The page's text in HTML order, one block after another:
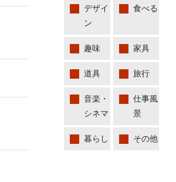
デザイ
ン
食べる
趣味 家具
道具 旅行
音楽・
シネマ
仕事風
景
暮らし その他